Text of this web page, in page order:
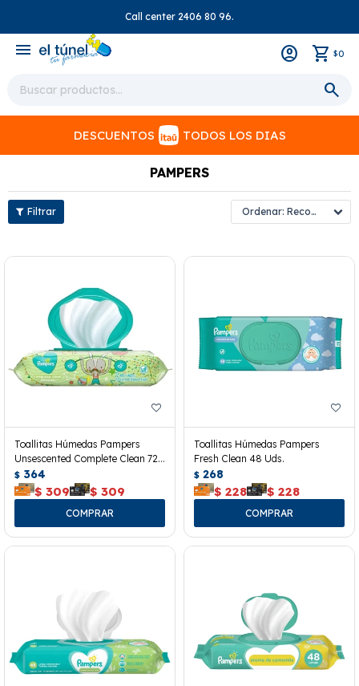
Call center 2406 80 96.
menu $0
DESCUENTOS TODOS LOS DIAS
PAMPERS
Recomendados
Toallitas Húmedas Pampers
Unsescented Complete Clean 72
Uds.
$ 364
$ 309 $ 309
Toallitas Húmedas Pampers
Fresh Clean 48 Uds.
$ 268
$ 228 $ 228
close